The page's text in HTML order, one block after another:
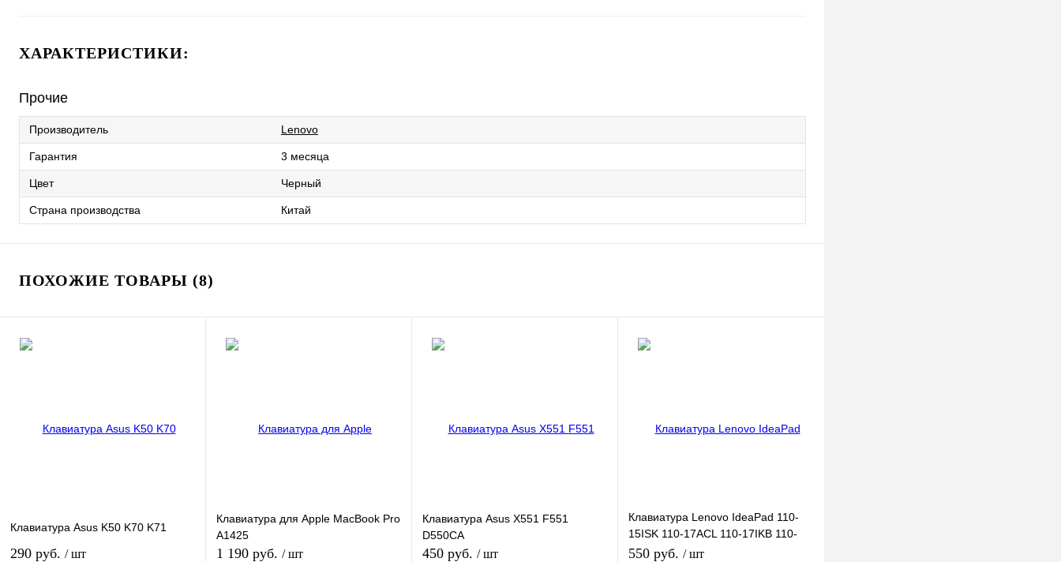
ХАРАКТЕРИСТИКИ:
Прочие
Производитель Lenovo
Гарантия 3 месяца
Цвет Черный
Страна производства Китай
ПОХОЖИЕ ТОВАРЫ (8)
Клавиатура Asus K50 K70 K71
290 руб. / шт
Клавиатура для Apple MacBook Pro
A1425
1 190 руб. / шт
Клавиатура Asus X551 F551
D550CA
450 руб. / шт
Клавиатура Lenovo IdeaPad 110-
15ISK 110-17ACL 110-17IKB 110-
17ISK
550 руб. / шт